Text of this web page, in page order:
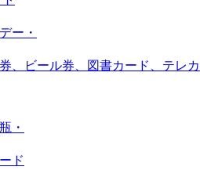
ー・
、ビール券、図書カード、 テレ
・
ド